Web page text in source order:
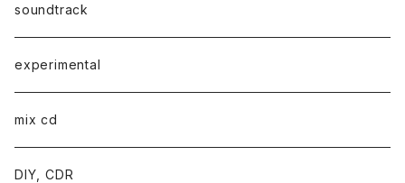
soundtrack
experimental
mix cd
DIY, CDR